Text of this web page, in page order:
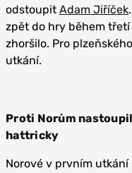
odstoupit Adam Jiříček
zpět do hry během
zhoršilo. Pro
utkání.
Proti Norům
hattricky
Norové v prvním